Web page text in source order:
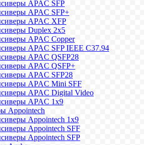
APAC SFP
APAC SFP+
APAC XFP
Duplex 2x5
APAC Copper
APAC SFP IEEE C37.94
APAC QSFP28
APAC QSFP+
APAC SFP28
APAC Mini SFF
APAC Digital Video
APAC 1x9
Appointech
Appointech 1x9
Appointech SFF
Appointech SFP